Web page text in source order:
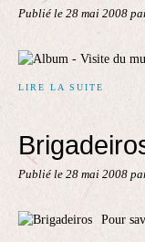
Publié le 28 mai 2008
LIRE LA SUITE
Publié le 28 mai 2008
Pour